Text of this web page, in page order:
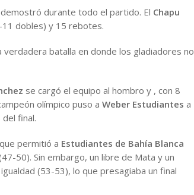
durante todo el partido. El Chapu
11 dobles) y 15 rebotes.
batalla en donde los gladiadores no
se cargó el equipo al hombro y , con 8
olímpico puso a Weber Estudiantes a
final.
permitió a Estudiantes de Bahía Blanca
50). Sin embargo, un libre de Mata y un
(53-53), lo que presagiaba un final